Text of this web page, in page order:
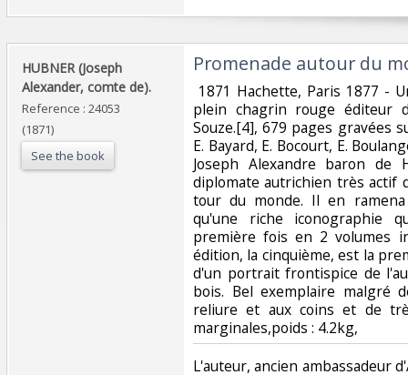
‎HUBNER (Joseph
Alexander, comte de).‎
Reference : 24053
(1871)
See the book
‎Promenade autour du
1871 Hachette, Paris 1877 -
plein chagrin rouge éditeur
Souze.[4], 679 pages gravées
E. Bayard, E. Bocourt, E.
Joseph Alexandre baron de
diplomate autrichien très actif
tour du monde. Il en
qu'une riche iconographie
première fois en 2 volumes
édition, la cinquième, est la
d'un portrait frontispice de
bois. Bel exemplaire malgré
reliure et aux coins et de
marginales,poids : 4.2kg, ‎
‎L'auteur, ancien ambassadeur